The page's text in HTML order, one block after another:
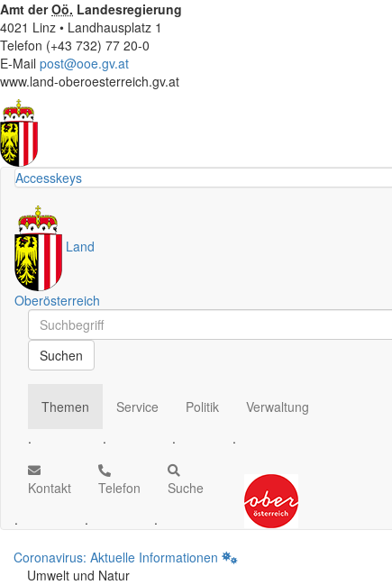
Amt derOö. Landesregierung
4021 Linz • Landhausplatz 1
Telefon (+43 732) 77 20-0
E-Mail post@ooe.gv.at
www.land-oberoesterreich.gv.at
Accesskeys
Land
Oberösterreich
Schnellsuche
Schnellsuche
Suchen
Themen
.
Service
.
Politik
.
Verwaltung
.
Kontakt
.
Telefon
.
Suche
.
Coronavirus: Aktuelle Informationen
Umwelt und Natur